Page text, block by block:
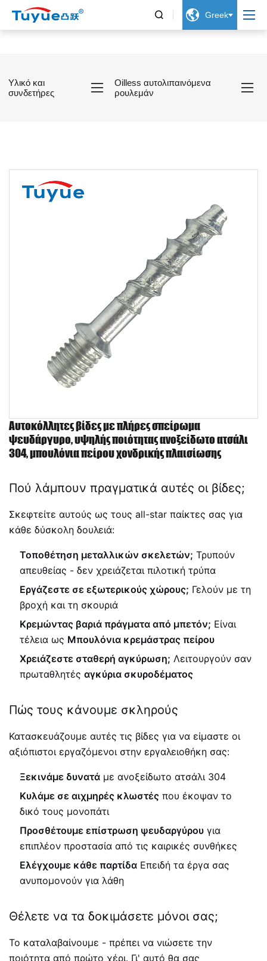
  Greek
Υλικό και
συνδετήρες
Oilless αυτολιπαινόμενα
ρουλεμάν
Αυτοκόλλητες βίδες με πλήρες σπείρωμα
ψευδάργυρο, υψηλής ποιότητας ανοξείδωτο ατσάλι
304, μπουλόνια πείρου χονδρικής πλαισίωσης
Πού λάμπουν πραγματικά αυτές οι βίδες;
Σκεφτείτε αυτούς ως τους all-star παίκτες σας για
κάθε δύσκολη δουλειά:
Τοποθέτηση μεταλλικών σκελετών; Τρυπούν
απευθείας - δεν χρειάζεται πιλοτική τρύπα
Εργάζεστε σε εξωτερικούς χώρους; Γελούν με τη
βροχή και τη σκουριά
Κρεμώντας βαριά πράγματα από μπετόν; Είναι
τέλεια ως Μπουλόνια κρεμάστρας πείρου
Χρειάζεστε σταθερή αγκύρωση; Λειτουργούν σαν
πρωταθλητές αγκύρια σκυροδέματος
Πώς τους κάνουμε σκληρούς
Κατασκευάζουμε αυτές τις βίδες για να είμαστε οι
αξιόπιστοι εργαζόμενοι στην εργαλειοθήκη σας:
Ξεκινάμε δυνατά με ανοξείδωτο ατσάλι 304
Κυλάμε σε αιχμηρές κλωστές που έκοψαν το
δικό τους μονοπάτι
Προσθέτουμε επίστρωση ψευδαργύρου για
επιπλέον προστασία από τις καιρικές συνθήκες
Ελέγχουμε κάθε παρτίδα Επειδή τα έργα σας
ανυπομονούν για λάθη
Θέλετε να τα δοκιμάσετε μόνοι σας;
Το καταλαβαίνουμε - πρέπει να νιώσετε την
ποιότητα από πρώτο χέρι. Γι' αυτό θα σας